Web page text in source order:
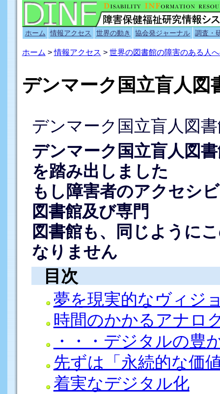
ホーム 情報アクセス 世界の動き 協会発ジャーナル 調査・
ホーム >情報アクセス > 世界の図書館の障害のある人
デンマーク国立盲人図
デンマーク国立盲人図
デンマーク国立盲人図
を踏み出しました
もし障害者のアクセシ
図書館及び専門
図書館も、同じように
なりません
目次
夢を現実的なヴィジ
時間のかかるアナロ
・・・デジタルの豊
先ずは「永続的な価
着実なデジタル化